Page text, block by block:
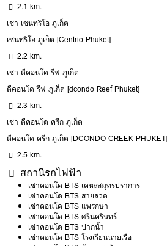
2.1 km.
เช่า เซนทริโอ ภูเก็ต
เซนทริโอ ภูเก็ต [Centrio Phuket]
2.2 km.
เช่า ดีคอนโด รีฟ ภูเก็ต
ดีคอนโด รีฟ ภูเก็ต [dcondo Reef Phuket]
2.3 km.
เช่า ดีคอนโด ครีก ภูเก็ต
ดีคอนโด ครีก ภูเก็ต [DCONDO CREEK PHUKET]
2.5 km.
สถานีรถไฟฟ้า
เช่าคอนโด BTS เคหะสมุทรปราการ
เช่าคอนโด BTS สายลวด
เช่าคอนโด BTS แพรกษา
เช่าคอนโด BTS ศรีนครินทร์
เช่าคอนโด BTS ปากน้ำ
เช่าคอนโด BTS โรงเรียนนายเรือ